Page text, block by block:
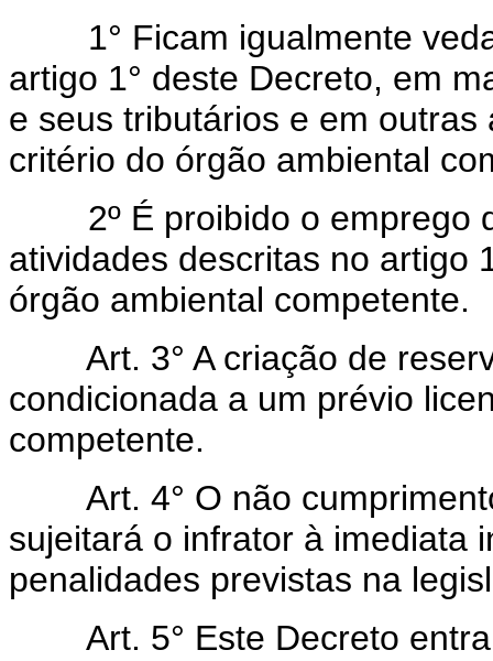
1° Ficam igualmente
artigo 1° deste Decreto, em
e seus tributários e em
critério do órgão ambiental
2º É proibido o emprego
atividades descritas no artigo
órgão ambiental competente.
Art. 3° A criação de
condicionada a um prévio
competente.
Art. 4° O não
sujeitará o infrator à imediata
penalidades previstas na
Art. 5° Este Decreto entra